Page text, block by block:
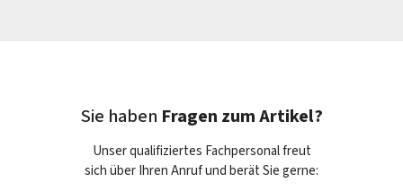
Sie haben Fragen zum Artikel?
Unser qualifiziertes Fachpersonal freut
sich über Ihren Anruf und berät Sie gerne: